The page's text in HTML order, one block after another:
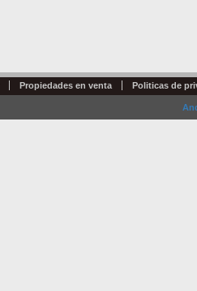
Propiedades en venta Politicas de